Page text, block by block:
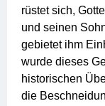
rüstet sich,
und seinen
gebietet ihm
wurde dieses
historischen
die